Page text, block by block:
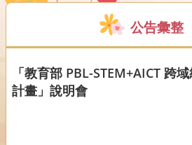
公告彙整
「教育部 PBL-STEM+AICT 跨
計畫」說明會